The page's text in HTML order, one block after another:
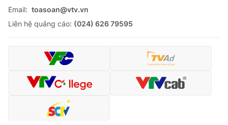
Email: toasoan@vtv.vn
Liên hệ quảng cáo: (024) 626 79595